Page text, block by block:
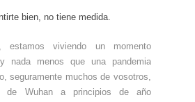
bien, no tiene medida.
estamos viviendo un momento
nada menos que una pandemia
seguramente muchos de vosotros,
de Wuhan a principios de año